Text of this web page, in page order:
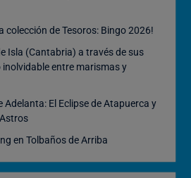
colección de Tesoros: Bingo 2026!
Isla (Cantabria) a través de sus
entre marismas y
Adelanta: El Eclipse de Atapuerca y
en Tolbaños de Arriba